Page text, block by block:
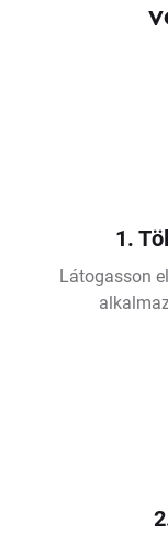
1.
Látogasson